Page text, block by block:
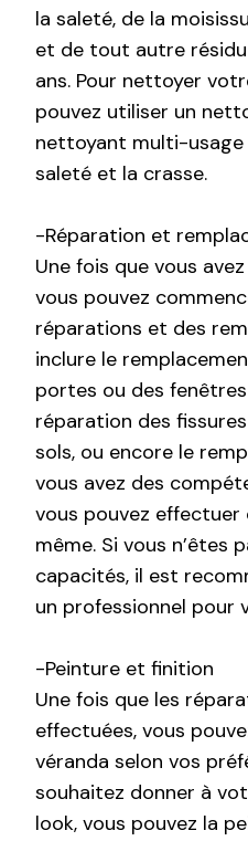
la saleté, de la
et de tout autre
ans. Pour nettoyer
pouvez utiliser un
nettoyant multi-
saleté et la crasse.
-Réparation et
Une fois que vous
vous pouvez
réparations et des
inclure le
portes ou des
réparation des
sols, ou encore le
vous avez des
vous pouvez
même. Si vous n’êtes
capacités, il est
un professionnel pour
-Peinture et finition
Une fois que les
effectuées, vous
véranda selon vos
souhaitez donner à
look, vous pouvez la